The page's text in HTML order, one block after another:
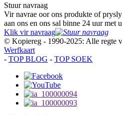
Stuur navraag
Vir navrae oor ons produkte of
aan ons en ons sal binne 24 uur met
Klik vir navraag
© Kopiereg - 1990-2025: Alle regte
Werfkaart
- TOP BLOG - TOP SOEK